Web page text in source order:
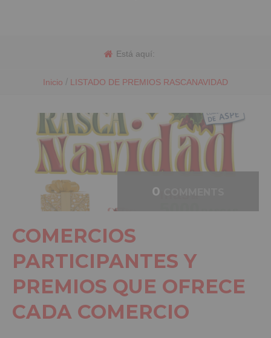
Está aquí:
Inicio / LISTADO DE PREMIOS RASCANAVIDAD
0
COMERCIOS
PARTICIPANTES Y
PREMIOS QUE OFRECE
CADA COMERCIO